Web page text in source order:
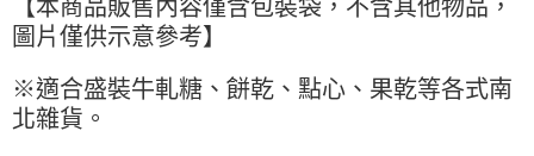
相關說明
【關於「AFTEE先享後付」】
便利好安心！
１．簡單：不需註冊會員、不需綁卡、不需儲值。
２．便利：只要手機號碼，簡訊認證，即可結帳。
運送方式
【本商品販售內容僅含包裝袋，不含其他物品，
圖片僅供示意參考】
※適合盛裝牛軋糖、餅乾、點心、果乾等各式南
北雜貨。